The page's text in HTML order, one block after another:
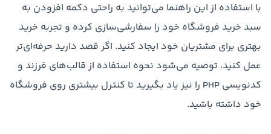
با استفاده از این راهنما می‌توانید به راحتی دکمه افزودن به
سبد خرید فروشگاه خود را سفارشی‌سازی کرده و تجربه خرید
بهتری برای مشتریان خود ایجاد کنید. اگر قصد دارید حرفه‌ای‌تر
عمل کنید، توصیه می‌شود نحوه استفاده از قالب‌های فرزند و
کدنویسی PHP را نیز یاد بگیرید تا کنترل بیشتری روی فروشگاه
خود داشته باشید.